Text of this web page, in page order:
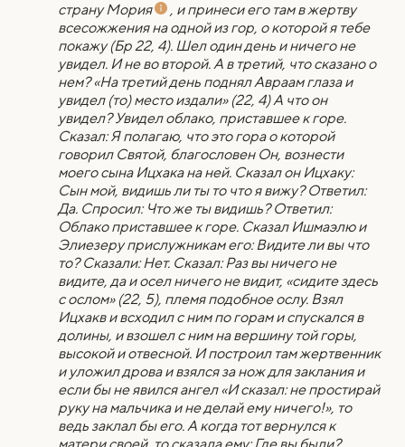
страну Мория
, и принеси его там в жертву
всесожжения на одной из гор, о которой я тебе
покажу (Бр 22, 4). Шел один день и ничего не
увидел. И не во второй. А в третий, что сказано о
нем? «На третий день поднял Авраам глаза и
увидел (то) место издали» (22, 4) А что он
увидел? Увидел облако, приставшее к горе.
Сказал: Я полагаю, что это гора о которой
говорил Святой, благословен Он, вознести
моего сына Ицхака на ней. Сказал он Ицхаку:
Сын мой, видишь ли ты то что я вижу? Ответил:
Да. Спросил: Что же ты видишь? Ответил:
Облако приставшее к горе. Сказал Ишмаэлю и
Элиезеру прислужникам его: Видите ли вы что
то? Сказали: Нет. Cказал: Раз вы ничего не
видите, да и осел ничего не видит, «сидите здесь
с ослом» (22, 5), племя подобное ослу. Взял
Ицхакв и всходил с ним по горам и спускался в
долины, и взошел с ним на вершину той горы,
высокой и отвесной. И построил там жертвенник
и уложил дрова и взялся за нож для заклания и
если бы не явился ангел «И сказал: не простирай
руку на мальчика и не делай ему ничего!», то
ведь заклал бы его. А когда тот вернулся к